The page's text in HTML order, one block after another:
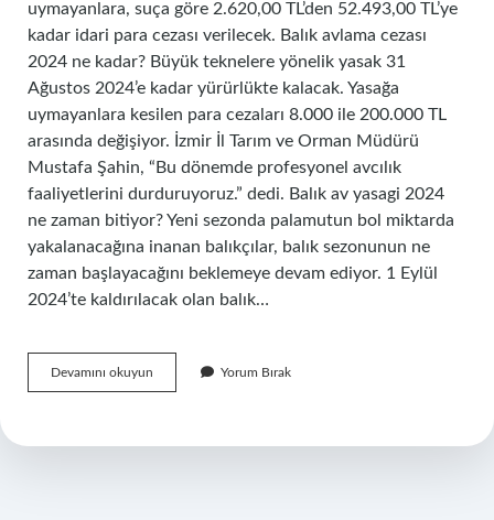
uymayanlara, suça göre 2.620,00 TL’den 52.493,00 TL’ye
kadar idari para cezası verilecek. Balık avlama cezası
2024 ne kadar? Büyük teknelere yönelik yasak 31
Ağustos 2024’e kadar yürürlükte kalacak. Yasağa
uymayanlara kesilen para cezaları 8.000 ile 200.000 TL
arasında değişiyor. İzmir İl Tarım ve Orman Müdürü
Mustafa Şahin, “Bu dönemde profesyonel avcılık
faaliyetlerini durduruyoruz.” dedi. Balık av yasagi 2024
ne zaman bitiyor? Yeni sezonda palamutun bol miktarda
yakalanacağına inanan balıkçılar, balık sezonunun ne
zaman başlayacağını beklemeye devam ediyor. 1 Eylül
2024’te kaldırılacak olan balık…
Devamını okuyun
Av
Ne
Yorum Bırak